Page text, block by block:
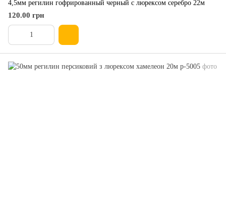
4,5мм регилин гофрированный черный с люрексом серебро 22м
120.00 грн